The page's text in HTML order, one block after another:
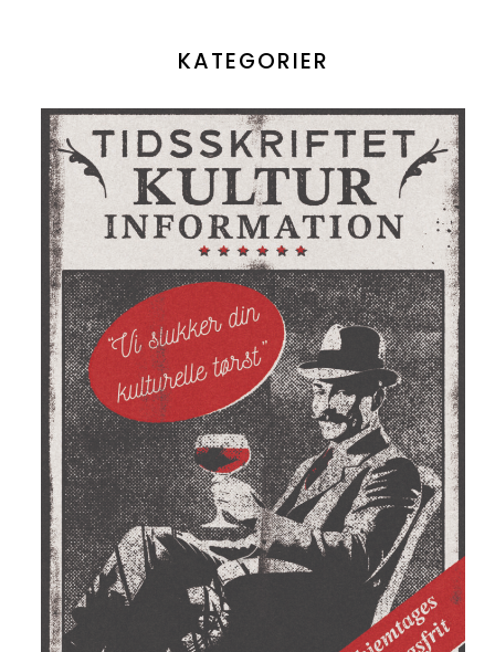
KATEGORIER